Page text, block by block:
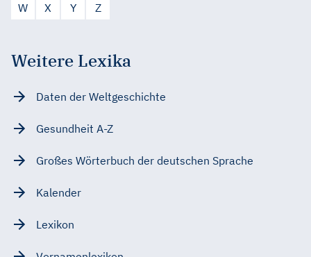
W
X Y Z
Weitere Lexika
Daten der Weltgeschichte
Gesundheit A-Z
Großes Wörterbuch der deutschen Sprache
Kalender
Lexikon